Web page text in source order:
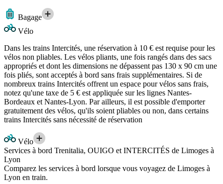
Bagage
Vélo
Dans les trains Intercités, une réservation à 10 € est requise pour les
vélos non pliables. Les vélos pliants, une fois rangés dans des sacs
appropriés et dont les dimensions ne dépassent pas 130 x 90 cm une
fois pliés, sont acceptés à bord sans frais supplémentaires. Si de
nombreux trains Intercités offrent un espace pour vélos sans frais,
notez qu'une taxe de 5 € est appliquée sur les lignes Nantes-
Bordeaux et Nantes-Lyon. Par ailleurs, il est possible d'emporter
gratuitement des vélos, qu'ils soient pliables ou non, dans certains
trains Intercités sans nécessité de réservation
Vélo
Services à bord Trenitalia, OUIGO et INTERCITÉS de Limoges à
Lyon
Comparez les services à bord lorsque vous voyagez de Limoges à
Lyon en train.